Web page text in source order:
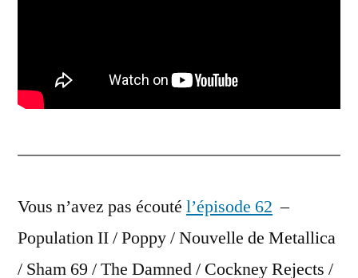
Vous n’avez pas écouté l’épisode 62 –
Population II / Poppy / Nouvelle de Metallica
/ Sham 69 / The Damned / Cockney Rejects /